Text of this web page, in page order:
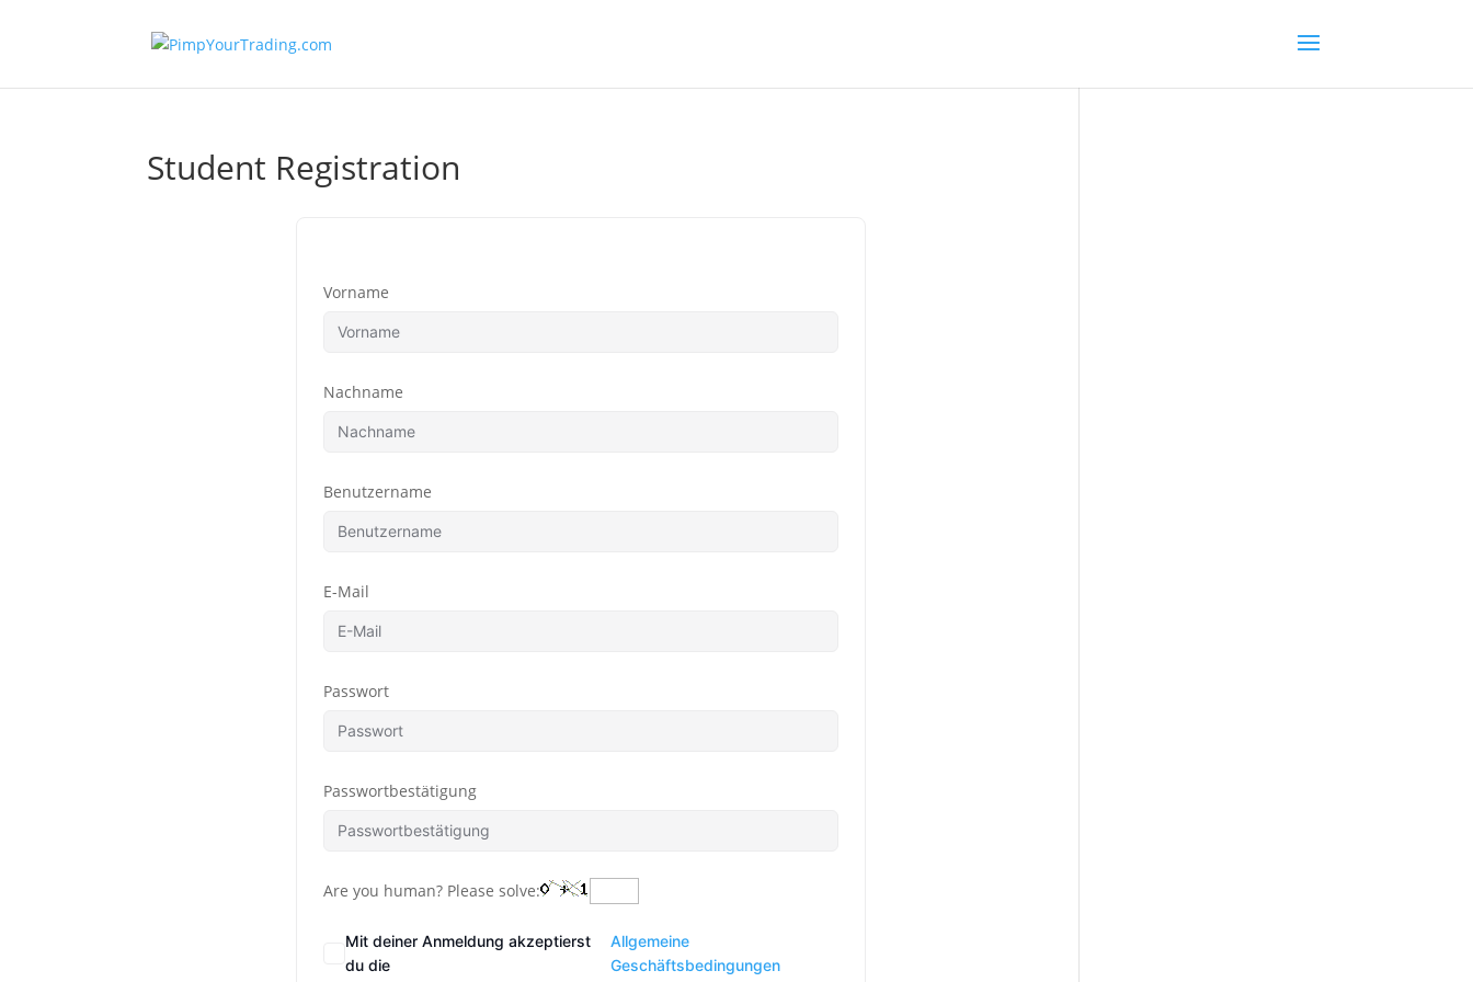
Student Registration
Vorname
Nachname
Benutzername
E-Mail
Passwort
Passwortbestätigung
Are you human? Please solve:
Mit deiner Anmeldung akzeptierst
du die
Allgemeine
Geschäftsbedingungen